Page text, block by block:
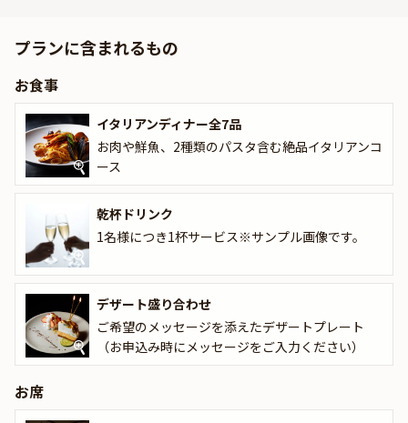
ソファ席へご案内いたします。
また、コースの最後には、ご希望のメッセージを添えたデザート盛
り合わせをご用意。最高の締めくくりの演出にご活用ください。
非日常感満載の優雅な空間で、思い出に残る和やかなお祝い時間を
お過ごしください。
プランに含まれるもの
お食事
イタリアンディナー全7品
お肉や鮮魚、2種類のパスタ含む絶品イタリアンコ
ース
乾杯ドリンク
1名様につき1杯サービス※サンプル画像です。
デザート盛り合わせ
ご希望のメッセージを添えたデザートプレート
（お申込み時にメッセージをご入力ください）
お席